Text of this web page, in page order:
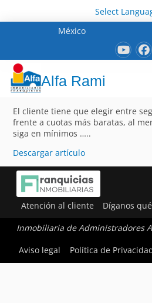
Select
México
Alfa Rami
El cliente tiene que elegir entre
frente a cuotas más baratas, al
siga en mínimos …..
Descargar artículo
Atención al cliente Díganos
Inmobiliaria de Administradores
Aviso legal
Política de